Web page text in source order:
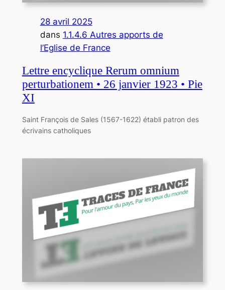
28 avril 2025
dans 1.1.4.6 Autres apports de
l’Eglise de France
Lettre encyclique Rerum omnium
perturbationem • 26 janvier 1923 • Pie
XI
Saint François de Sales (1567-1622) établi patron des
écrivains catholiques